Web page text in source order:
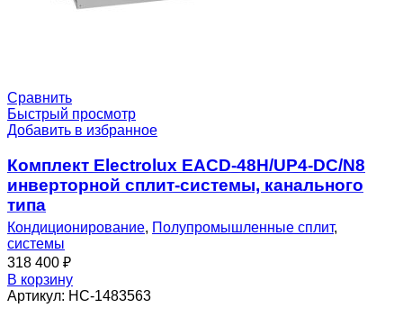
Сравнить
Быстрый просмотр
Добавить в избранное
Комплект Electrolux EACD-48H/UP4-DC/N8
инверторной сплит-системы, канального
типа
Кондиционирование, Полупромышленные сплит,
системы
318 400 ₽
В корзину
Артикул: НС-1483563